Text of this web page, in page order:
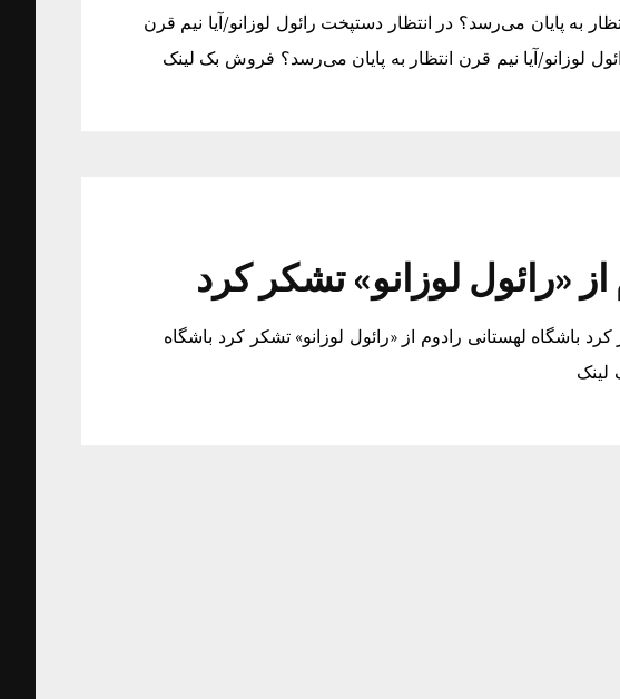
به پایان می‌رسد؟ در انتظار دستپخت رائول لوزانو/آیا نیم قرن
لوزانو/آیا نیم قرن انتظار به پایان می‌رسد؟ فروش بک لینک
«رائول لوزانو» تشکر کرد
باشگاه لهستانی رادوم از «رائول لوزانو» تشکر کرد باشگاه
لینک